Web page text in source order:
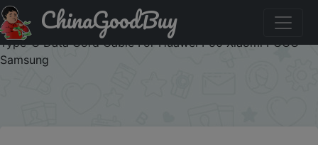
Купити по знижці TOOCKI0113 Toocki LED USB Type C
Cable 100W PD Fast Charging Charger 66W/6A USB-C
Type-C Data Cord Cable For Huawei P50 Xiaomi POCO
Samsung
ChinaGoodBuy